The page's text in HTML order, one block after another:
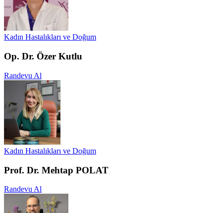
Kadın Hastalıkları ve Doğum
Op. Dr. Özer Kutlu
Randevu Al
Kadın Hastalıkları ve Doğum
Prof. Dr. Mehtap POLAT
Randevu Al